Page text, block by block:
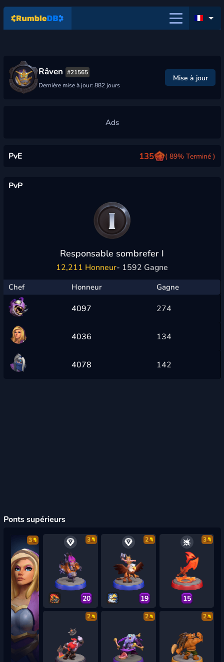
Râven #21565
Dernière mise à jour: 882 jours
Mise à jour
PvE 135 ( 89% Terminé )
PvP
Responsable sombrefer I
12,211 Honneur- 1592 Gagne
Chef Honneur Gagne
4097 274
4036 134
4078 142
Ponts supérieurs
3 3
20
2
19
3
15
2 2 2